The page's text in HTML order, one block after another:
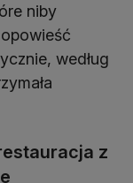
niby
według
z